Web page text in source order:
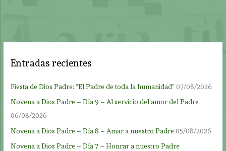
Entradas recientes
Fiesta de Dios Padre: “El Padre de toda la humanidad” 07/08/2026
Novena a Dios Padre – Día 9 – Al servicio del amor del Padre
06/08/2026
Novena a Dios Padre – Día 8 – Amar a nuestro Padre 05/08/2026
Novena a Dios Padre – Día 7 – Honrar a nuestro Padre